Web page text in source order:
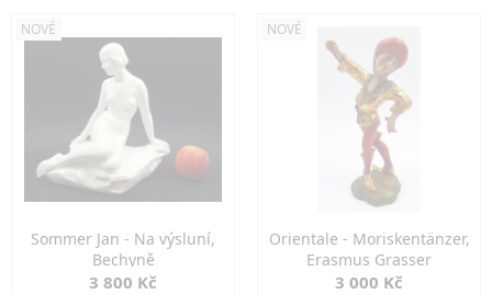
NOVÉ
Sommer Jan - Na výsluní,
Bechyně
3 800 Kč
NOVÉ
Orientale - Moriskentänzer,
Erasmus Grasser
3 000 Kč